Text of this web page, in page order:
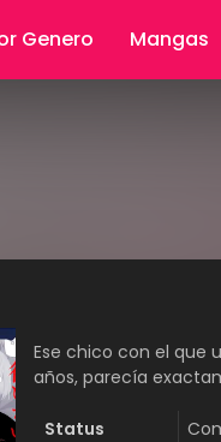
Genero Mangas
Ese chico con el que
años, parecía
Status